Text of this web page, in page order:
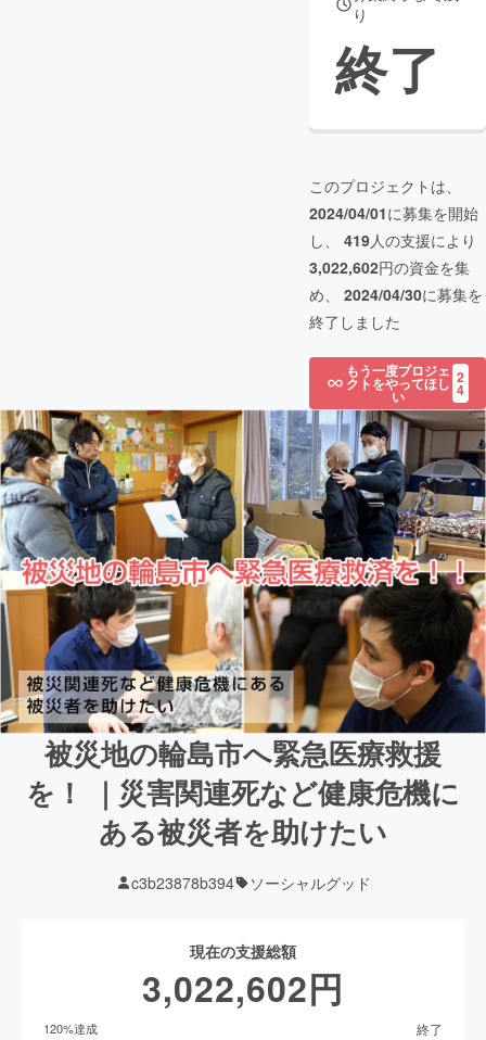
り
終了
このプロジェクトは、
2024/04/01に募集を開始
し、 419人の支援により
3,022,602円の資金を集
め、 2024/04/30に募集を
終了しました
もう一度プロジェ
クトをやってほし
い
2
4
被災地の輪島市へ緊急医療救援
を！ ｜災害関連死など健康危機に
ある被災者を助けたい
c3b23878b394 ソーシャルグッド
現在の支援総額
3,022,602円
120%達成 終了